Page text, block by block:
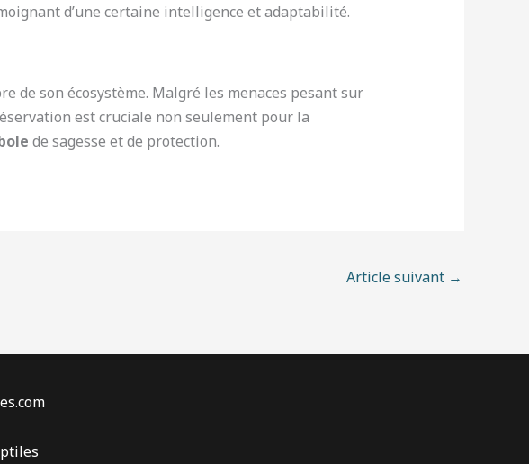
d’une certaine intelligence et adaptabilité.
de son écosystème. Malgré les menaces pesant sur
est cruciale non seulement pour la
de sagesse et de protection.
Article suivant →